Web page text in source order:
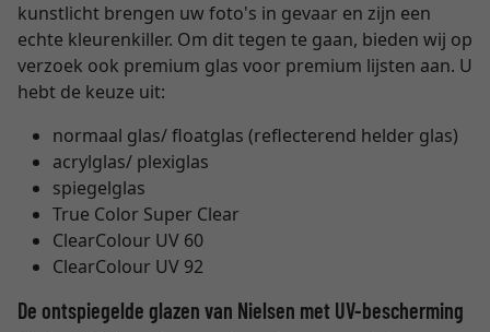
kunstlicht brengen uw foto's in gevaar en zijn een
echte kleurenkiller. Om dit tegen te gaan, bieden wij op
verzoek ook premium glas voor premium lijsten aan. U
hebt de keuze uit:
normaal glas/ floatglas (reflecterend helder glas)
acrylglas/ plexiglas
spiegelglas
True Color Super Clear
ClearColour UV 60
ClearColour UV 92
De ontspiegelde glazen van Nielsen met UV-bescherming